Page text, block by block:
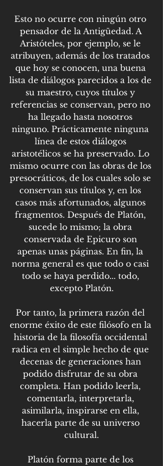
Esto no ocurre con ningún otro
pensador de la Antigüedad. A
Aristóteles, por ejemplo, se le
atribuyen, además de los tratados
que hoy se conocen, una buena
lista de diálogos parecidos a los de
su maestro, cuyos títulos y
referencias se conservan, pero no
ha llegado hasta nosotros
ninguno. Prácticamente ninguna
línea de estos diálogos
aristotélicos se ha preservado. Lo
mismo ocurre con las obras de los
presocráticos, de los cuales solo se
conservan sus títulos y, en los
casos más afortunados, algunos
fragmentos. Después de Platón,
sucede lo mismo; la obra
conservada de Epicuro son
apenas unas páginas. En fin, la
norma general es que todo o casi
todo se haya perdido... todo,
excepto Platón.
Por tanto, la primera razón del
enorme éxito de este filósofo en la
historia de la filosofía occidental
radica en el simple hecho de que
decenas de generaciones han
podido disfrutar de su obra
completa. Han podido leerla,
comentarla, interpretarla,
asimilarla, inspirarse en ella,
hacerla parte de su universo
cultural.
Platón forma parte de los